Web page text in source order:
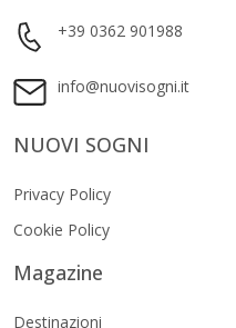
+39 0362 901988
info@nuovisogni.it
NUOVI SOGNI
Privacy Policy
Cookie Policy
Magazine
Destinazioni